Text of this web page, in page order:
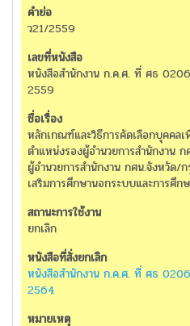
ว21/2559
หนังสือสำนักงาน ก.ค.ศ. ที่ ศธ
2559
หลักเกณฑ์และวิธีการคัดเลือกบุคคล
ตำแหน่งรองผู้อำนวยการสำนักงาน
ผู้อำนวยการสำนักงาน กศน.จังหวัด/
เสริมการศึกษานอกระบบและการศึก
ยกเลิก
หนังสือสำนักงาน ก.ค.ศ. ที่ ศธ
2564